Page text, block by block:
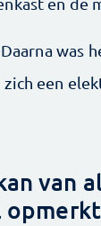
was
zich een
van